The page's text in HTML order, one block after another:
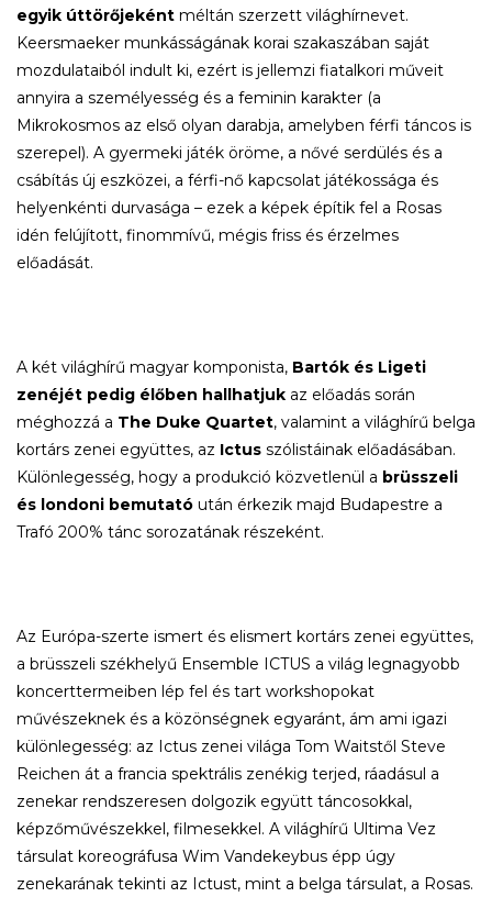
egyik úttörőjeként méltán szerzett világhírnevet.
Keersmaeker munkásságának korai szakaszában saját
mozdulataiból indult ki, ezért is jellemzi fiatalkori műveit
annyira a személyesség és a feminin karakter (a
Mikrokosmos az első olyan darabja, amelyben férfi táncos is
szerepel). A gyermeki játék öröme, a nővé serdülés és a
csábítás új eszközei, a férfi-nő kapcsolat játékossága és
helyenkénti durvasága – ezek a képek építik fel a Rosas
idén felújított, finommívű, mégis friss és érzelmes
előadását.
A két világhírű magyar komponista, Bartók és Ligeti
zenéjét pedig élőben hallhatjuk az előadás során
méghozzá a The Duke Quartet, valamint a világhírű belga
kortárs zenei együttes, az Ictus szólistáinak előadásában.
Különlegesség, hogy a produkció közvetlenül a brüsszeli
és londoni bemutató után érkezik majd Budapestre a
Trafó 200% tánc sorozatának részeként.
Az Európa-szerte ismert és elismert kortárs zenei együttes,
a brüsszeli székhelyű Ensemble ICTUS a világ legnagyobb
koncerttermeiben lép fel és tart workshopokat
művészeknek és a közönségnek egyaránt, ám ami igazi
különlegesség: az Ictus zenei világa Tom Waitstől Steve
Reichen át a francia spektrális zenékig terjed, ráadásul a
zenekar rendszeresen dolgozik együtt táncosokkal,
képzőművészekkel, filmesekkel. A világhírű Ultima Vez
társulat koreográfusa Wim Vandekeybus épp úgy
zenekarának tekinti az Ictust, mint a belga társulat, a Rosas.